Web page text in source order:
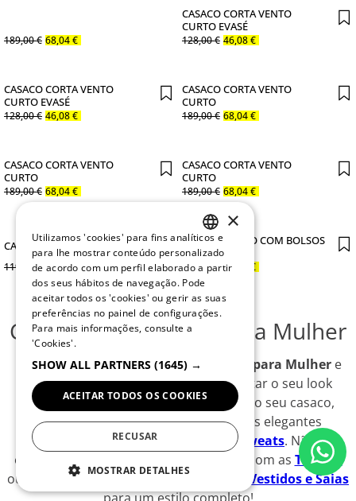
189,00€ 68,04€
CASACO CORTA VENTO
CURTO EVASÉ
128,00€ 46,08€
CASACO CORTA VENTO
CURTO EVASÉ
128,00€ 46,08€
CASACO CORTA VENTO
CURTO
189,00€ 68,04€
CASACO CORTA VENTO
CURTO
189,00€ 68,04€
CASACO CORTA VENTO
CURTO
189,00€ 68,04€
CASACO DE GANGA CURTO
119 00€ 42,84€
CASACO CURTO COM BOLSOS
EM SARJA
119,00€ 42 €
Coleção de Casacos para Mulher
Descubra a nossa coleção de Casacos para Mulhere
encontre a peça perfeita para completar o seu look
nesta temporada. Para combinar com o seu casaco,
explore asMalhasaconchegantes, as elegantes
Camisas e Túnicas, ou as versáteis Sweats. Não se
esqueça de adicionar um toque casual com as T-shirts
ou completar o look com asCalças
Vestidos e Saias
PORTUGUESE
ENGLISH
×
Utilizamos 'cookies' para fins analíticos e
para lhe mostrar conteúdo personalizado
de acordo com um perfil elaborado a partir
dos seus hábitos de navegação. Pode
aceitar todos os 'cookies' ou gerir as suas
preferências no painel de configurações.
Para mais informações, consulte a
'Cookies'.
SHOW ALL PARTNERS (1645) →
ACEITAR TODOS OS COOKIES
RECUSAR
MOSTRAR DETALHES